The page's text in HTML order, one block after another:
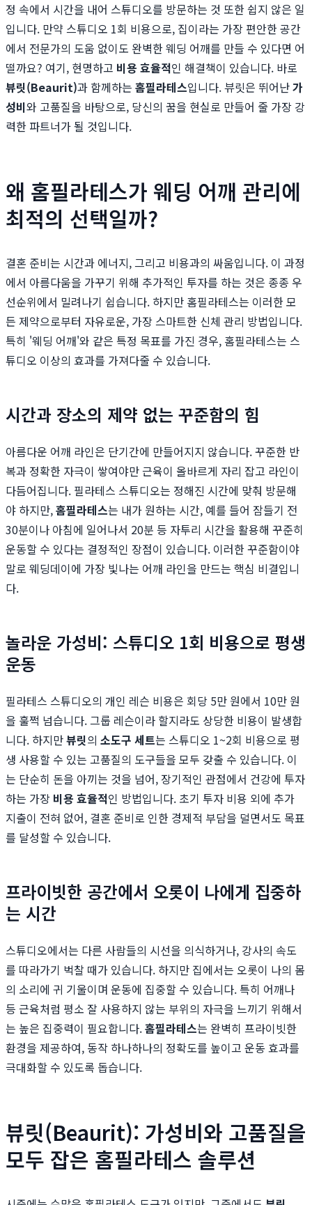
정 속에서 시간을 내어 스튜디오를 방문하는 것 또한 쉽지 않은 일
입니다. 만약 스튜디오 1회 비용으로, 집이라는 가장 편안한 공간
에서 전문가의 도움 없이도 완벽한 웨딩 어깨를 만들 수 있다면 어
떨까요? 여기, 현명하고 비용 효율적인 해결책이 있습니다. 바로
뷰릿(Beaurit)과 함께하는 홈필라테스입니다. 뷰릿은 뛰어난가
성비와 고품질을 바탕으로, 당신의 꿈을 현실로 만들어 줄 가장 강
력한 파트너가 될 것입니다.
왜 홈필라테스가 웨딩 어깨 관리에
최적의 선택일까?
결혼 준비는 시간과 에너지, 그리고 비용과의 싸움입니다. 이 과정
에서 아름다움을 가꾸기 위해 추가적인 투자를 하는 것은 종종 우
선순위에서 밀려나기 쉽습니다. 하지만 홈필라테스는 이러한 모
든 제약으로부터 자유로운, 가장 스마트한 신체 관리 방법입니다.
특히 '웨딩 어깨'와 같은 특정 목표를 가진 경우, 홈필라테스는 스
튜디오 이상의 효과를 가져다줄 수 있습니다.
시간과 장소의 제약 없는 꾸준함의 힘
아름다운 어깨 라인은 단기간에 만들어지지 않습니다. 꾸준한 반
복과 정확한 자극이 쌓여야만 근육이 올바르게 자리 잡고 라인이
다듬어집니다. 필라테스 스튜디오는 정해진 시간에 맞춰 방문해
야 하지만,홈필라테스는 내가 원하는 시간, 예를 들어 잠들기 전
30분이나 아침에 일어나서 20분 등 자투리 시간을 활용해 꾸준히
운동할 수 있다는 결정적인 장점이 있습니다. 이러한 꾸준함이야
말로 웨딩데이에 가장 빛나는 어깨 라인을 만드는 핵심 비결입니
다.
놀라운 가성비: 스튜디오 1회 비용으로 평생
운동
필라테스 스튜디오의 개인 레슨 비용은 회당 5만 원에서 10만 원
을 훌쩍 넘습니다. 그룹 레슨이라 할지라도 상당한 비용이 발생합
니다. 하지만뷰릿의 소도구 세트는 스튜디오 1~2회 비용으로 평
생 사용할 수 있는 고품질의 도구들을 모두 갖출 수 있습니다. 이
는 단순히 돈을 아끼는 것을 넘어, 장기적인 관점에서 건강에 투자
하는 가장 비용 효율적인 방법입니다. 초기 투자 비용 외에 추가
지출이 전혀 없어, 결혼 준비로 인한 경제적 부담을 덜면서도 목표
를 달성할 수 있습니다.
프라이빗한 공간에서 오롯이 나에게 집중하
는 시간
스튜디오에서는 다른 사람들의 시선을 의식하거나, 강사의 속도
를 따라가기 벅찰 때가 있습니다. 하지만 집에서는 오롯이 나의 몸
의 소리에 귀 기울이며 운동에 집중할 수 있습니다. 특히 어깨나
등 근육처럼 평소 잘 사용하지 않는 부위의 자극을 느끼기 위해서
는 높은 집중력이 필요합니다.홈필라테스는 완벽히 프라이빗한
환경을 제공하여, 동작 하나하나의 정확도를 높이고 운동 효과를
극대화할 수 있도록 돕습니다.
뷰릿(Beaurit): 가성비와 고품질을
모두 잡은 홈필라테스 솔루션